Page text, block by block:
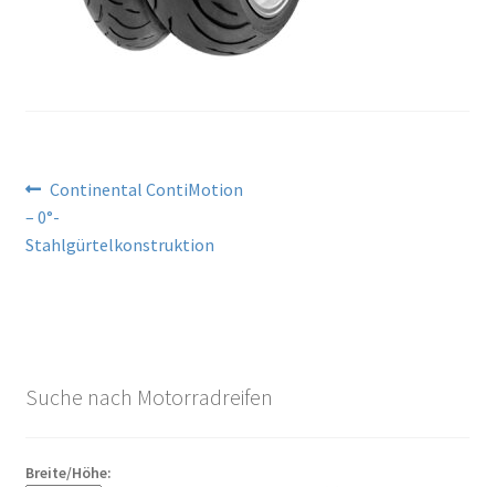
Beitragsnavigation
Vorheriger
Beitrag:
Continental ContiMotion
– 0°-
Stahlgürtelkonstruktion
Suche nach Motorradreifen
Breite/Höhe: